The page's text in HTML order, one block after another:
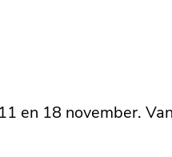
en 18 november.